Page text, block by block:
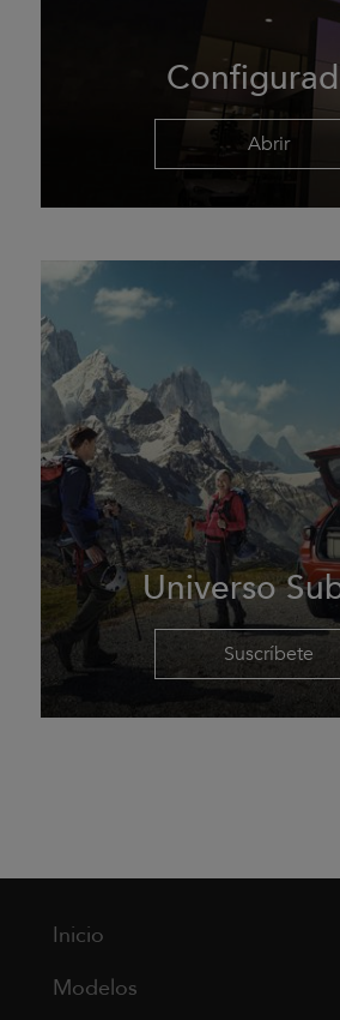
Abrir
Universo
Suscríbete
Inicio
Modelos